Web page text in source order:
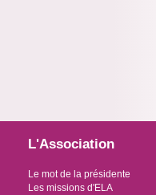
L'Association
Le mot de la présidente
Les missions d'ELA